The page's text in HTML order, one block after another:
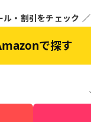
ル・割引をチェック ／
で探す